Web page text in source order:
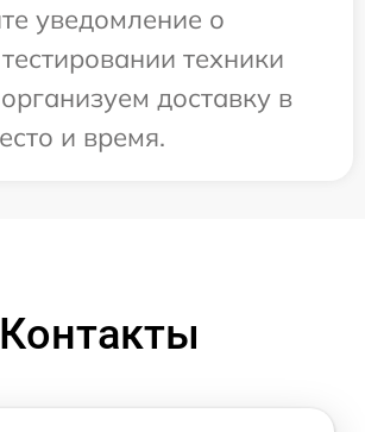
уведомление о
техники
доставку в
и время.
Контакты